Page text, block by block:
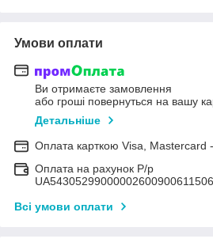
Умови оплати
Ви отримаєте замовлення
або гроші повернуться на вашу
Детальніше
Оплата карткою Visa, Mastercard
Оплата на рахунок Р/р
Всі умови оплати